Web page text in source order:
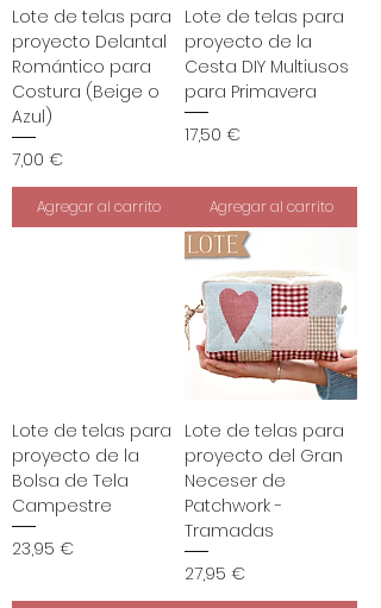
Lote de telas para
proyecto Delantal
Romántico para
Costura (Beige o
Azul)
Precio
7,00 €
Agregar al carrito
Lote de telas para
proyecto de la
Cesta DIY Multiusos
para Primavera
Precio
17,50 €
Agregar al carrito
Lote de telas para
proyecto de la
Bolsa de Tela
Campestre
Precio
23,95 €
Lote de telas para
proyecto del Gran
Neceser de
Patchwork -
Tramadas
Precio
27,95 €